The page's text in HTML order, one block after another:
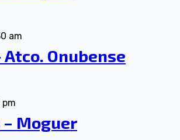
am
Atco. Onubense
pm
– Moguer